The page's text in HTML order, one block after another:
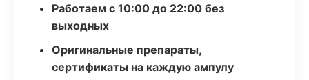
Работаем с 10:00 до 22:00 без
выходных
Оригинальные препараты,
сертификаты на каждую ампулу